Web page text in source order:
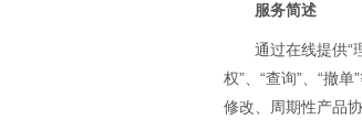
服务简述
通过在线提供“
权”、“查询”、“撤
修改、周期性产品